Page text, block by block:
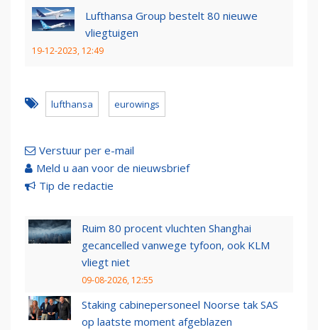
Lufthansa Group bestelt 80 nieuwe
vliegtuigen
19-12-2023, 12:49
lufthansa eurowings
Verstuur per e-mail
Meld u aan voor de nieuwsbrief
Tip de redactie
Ruim 80 procent vluchten Shanghai
gecancelled vanwege tyfoon, ook KLM
vliegt niet
09-08-2026, 12:55
Staking cabinepersoneel Noorse tak SAS
op laatste moment afgeblazen